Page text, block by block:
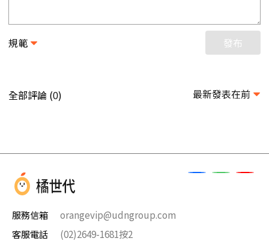
規範 發布
全部評論 (0) 最新發表在前
服務信箱
orangevip@udngroup.com
客服電話
(02)2649-1681按2